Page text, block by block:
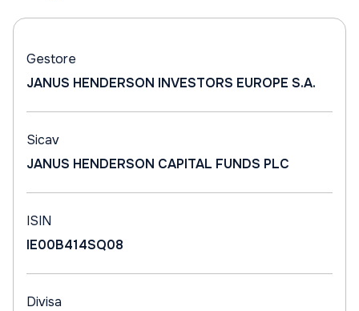
Gestore
JANUS HENDERSON INVESTORS EUROPE S.A.
Sicav
JANUS HENDERSON CAPITAL FUNDS PLC
ISIN
IE00B414SQ08
Divisa